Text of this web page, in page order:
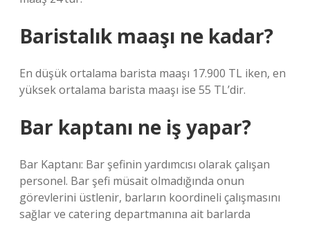
Baristalık maaşı ne kadar?
En düşük ortalama barista maaşı 17.900 TL iken, en
yüksek ortalama barista maaşı ise 55 TL’dir.
Bar kaptanı ne iş yapar?
Bar Kaptanı: Bar şefinin yardımcısı olarak çalışan
personel. Bar şefi müsait olmadığında onun
görevlerini üstlenir, barların koordineli çalışmasını
sağlar ve catering departmanına ait barlarda